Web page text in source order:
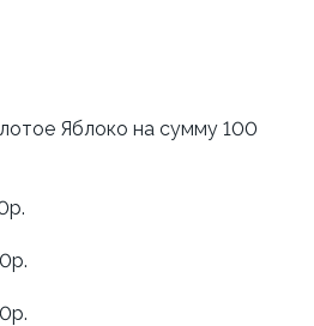
Яблоко на сумму 100